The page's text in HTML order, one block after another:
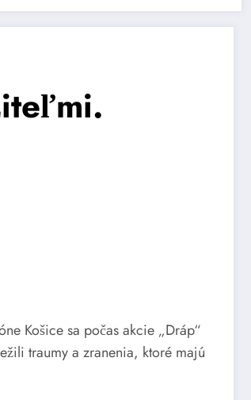
Košice sa počas akcie „Dráp“
traumy a zranenia, ktoré majú